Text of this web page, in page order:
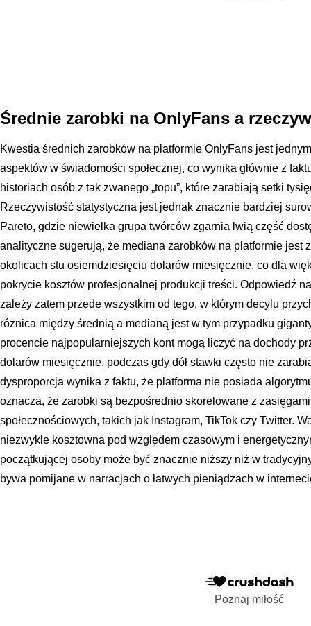
Średnie zarobki na OnlyFans a
Kwestia średnich zarobków na platformie OnlyFans jest
aspektów w świadomości społecznej, co wynika głównie z
historiach osób z tak zwanego „topu”, które zarabiają setki
Rzeczywistość statystyczna jest jednak znacznie bardziej
Pareto, gdzie niewielka grupa twórców zgarnia lwią część
analityczne sugerują, że mediana zarobków na platformie jest
okolicach stu osiemdziesięciu dolarów miesięcznie, co dla
pokrycie kosztów profesjonalnej produkcji treści. Odpowiedź
zależy zatem przede wszystkim od tego, w którym decylu
różnica między średnią a medianą jest w tym przypadku
procencie najpopularniejszych kont mogą liczyć na dochody
dolarów miesięcznie, podczas gdy dół stawki często nie
dysproporcja wynika z faktu, że platforma nie posiada
oznacza, że zarobki są bezpośrednio skorelowane z
społecznościowych, takich jak Instagram, TikTok czy Twitter.
niezwykle kosztowna pod względem czasowym i
początkującej osoby może być znacznie niższy niż w
bywa pomijane w narracjach o łatwych pieniądzach w
Poznaj miłość